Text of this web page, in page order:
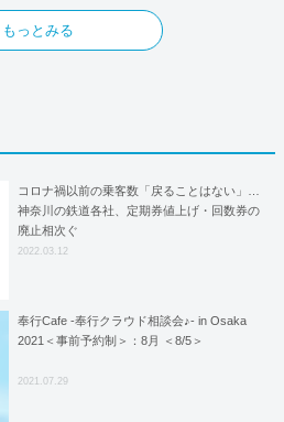
もっとみる
コロナ禍以前の乗客数「戻ることはない」…
神奈川の鉄道各社、定期券値上げ・回数券の
廃止相次ぐ
2022.03.12
奉行Cafe -奉行クラウド相談会♪- in Osaka
2021＜事前予約制＞：8月 ＜8/5＞
2021.07.29